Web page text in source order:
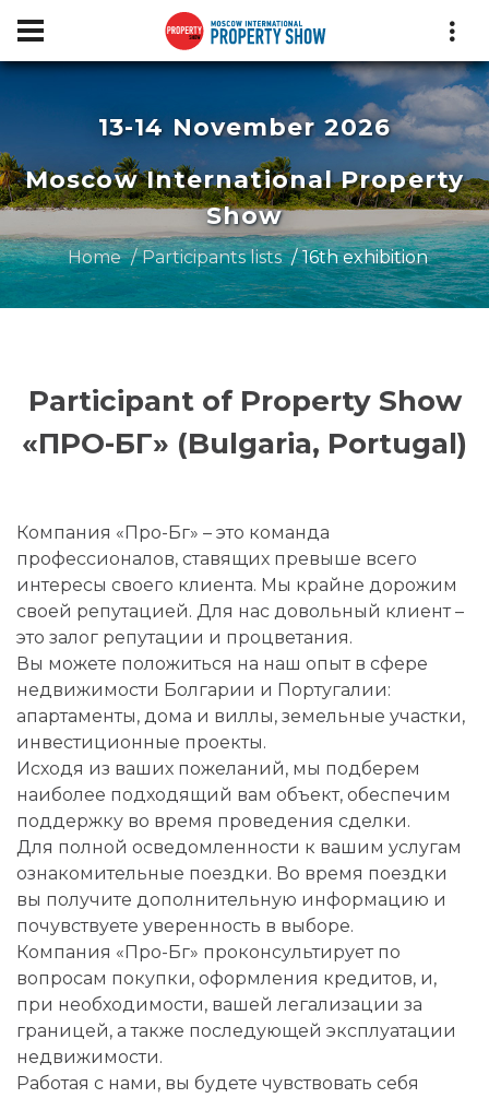
13-14 November 2026
Moscow International Property
Show
Home Participants lists 16th exhibition
Participant of Property Show
«ПРО-БГ» (Bulgaria, Portugal)
Компания «Про-Бг» – это команда
профессионалов, ставящих превыше всего
интересы своего клиента. Мы крайне дорожим
своей репутацией. Для нас довольный клиент –
это залог репутации и процветания.
Вы можете положиться на наш опыт в сфере
недвижимости Болгарии и Португалии:
апартаменты, дома и виллы, земельные участки,
инвестиционные проекты.
Исходя из ваших пожеланий, мы подберем
наиболее подходящий вам объект, обеспечим
поддержку во время проведения сделки.
Для полной осведомленности к вашим услугам
ознакомительные поездки. Во время поездки
вы получите дополнительную информацию и
почувствуете уверенность в выборе.
Компания «Про-Бг» проконсультирует по
вопросам покупки, оформления кредитов, и,
при необходимости, вашей легализации за
границей, а также последующей эксплуатации
недвижимости.
Работая с нами, вы будете чувствовать себя